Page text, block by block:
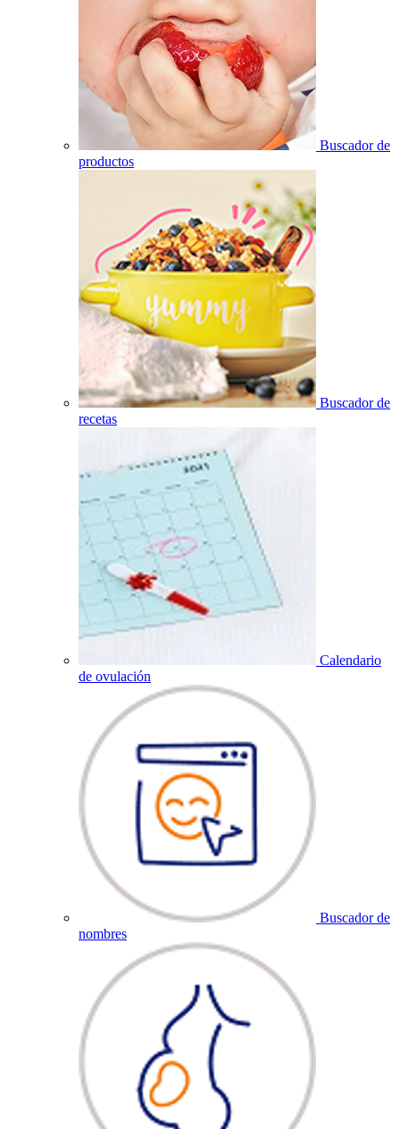
Buscador de
productos
Buscador de
recetas
Calendario
de ovulación
Buscador de
nombres